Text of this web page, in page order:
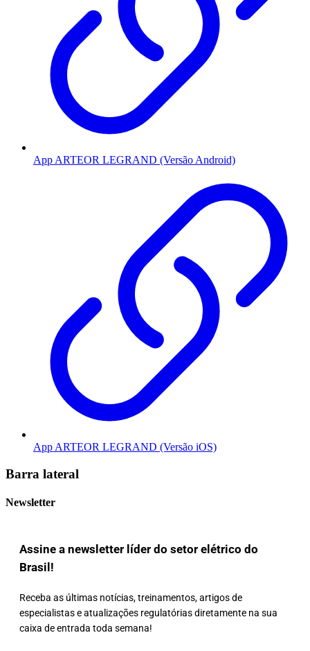
App ARTEOR LEGRAND (Versão Android)
App ARTEOR LEGRAND (Versão iOS)
Barra lateral
Newsletter
Assine a newsletter líder do setor elétrico do
Brasil!
Receba as últimas notícias, treinamentos, artigos de
especialistas e atualizações regulatórias diretamente na sua
caixa de entrada toda semana!